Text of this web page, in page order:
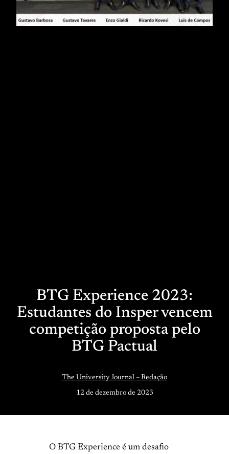
BTG Experience 2023:
Estudantes do Insper vencem
competição proposta pelo
BTG Pactual
The University Journal – Redação
12 de dezembro de 2023
O BTG Experience é um desafio